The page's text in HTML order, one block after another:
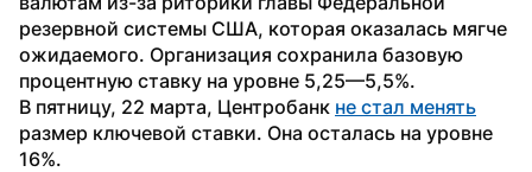
резервной системы США, которая оказалась мягче
ожидаемого. Организация сохранила базовую
процентную ставку на уровне 5,25—5,5%.
В пятницу, 22 марта, Центробанк не стал менять
размер ключевой ставки. Она осталась на уровне
16%.